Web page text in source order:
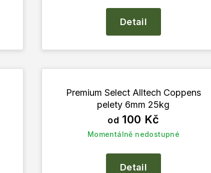
Detail
Premium Select Alltech Coppens
pelety 6mm 25kg
od 100 Kč
Momentálně nedostupné
Detail